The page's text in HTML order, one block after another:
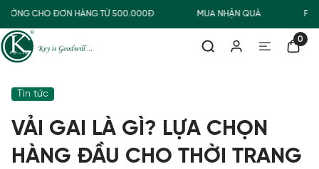
CHO ĐƠN HÀNG TỪ 500.000Đ MUA NHẬN QUÀ
0
Tin tức
VẢI GAI LÀ GÌ? LỰA CHỌN
HÀNG ĐẦU CHO THỜI TRANG